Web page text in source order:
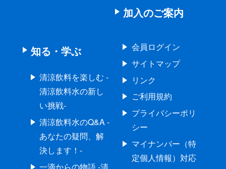
加入のご案内
知る・学ぶ
清涼飲料を楽しむ -
清涼飲料水の新し
い挑戦-
清涼飲料水のQ&A -
あなたの疑問、解
決します！-
一滴からの物語 -清
会員ログイン
サイトマップ
リンク
ご利用規約
プライバシーポリ
シー
マイナンバー（特
定個人情報）対応